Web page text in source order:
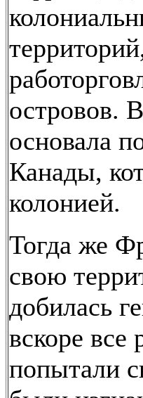
островов.
основала
Канады,
колонией.
Тогда же
свою
добилась
вскоре все
попытали